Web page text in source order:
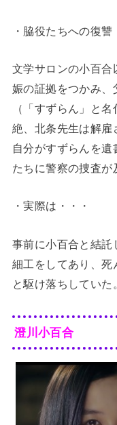
・脇役たちへの復讐
文学サロンの小百合
娠の証拠をつかみ、
（「すずらん」と
絶、北条先生は解雇
自分がすずらんを
たちに警察の捜査が
・実際は・・・
事前に小百合と結託
細工をしてあり、死
と駆け落ちしていた
澄川小百合